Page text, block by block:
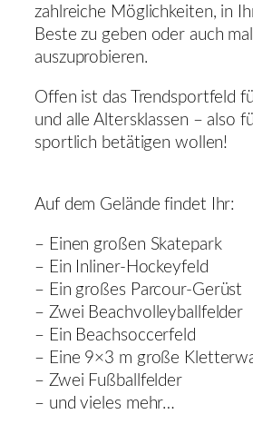
zahlreiche Möglichkeiten, in
Beste zu geben oder auch
auszuprobieren.
Offen ist das Trendsportfeld
und alle Altersklassen – also
sportlich betätigen wollen!
Auf dem Gelände findet Ihr:
– Einen großen Skatepark
– Ein Inliner-Hockeyfeld
– Ein großes Parcour-Gerüst
– Zwei Beachvolleyballfelder
– Ein Beachsoccerfeld
– Eine 9×3 m große
– Zwei Fußballfelder
– und vieles mehr…